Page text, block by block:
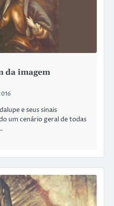
da imagem
e seus sinais
um cenário geral de todas